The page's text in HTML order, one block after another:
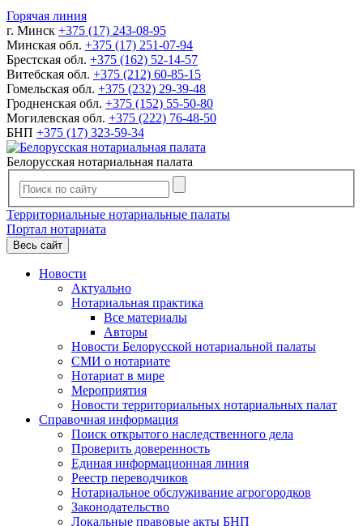
Горячая линия
г. Минск +375 (17) 243-08-95
Минская обл. +375 (17) 251-07-94
Брестская обл. +375 (162) 52-14-57
Витебская обл. +375 (212) 60-85-15
Гомельская обл. +375 (232) 29-39-48
Гродненская обл. +375 (152) 55-50-80
Могилевская обл. +375 (222) 76-48-50
БНП +375 (17) 323-59-34
Белорусская нотариальная палата
Территориальные нотариальные палаты
Портал нотариата
Весь сайт
Новости
Актуально
Нотариальная практика
Все материалы
Авторы
Новости Белорусской нотариальной палаты
СМИ о нотариате
Нотариат в мире
Мероприятия
Новости территориальных нотариальных палат
Справочная информация
Поиск открытого наследственного дела
Проверить доверенность
Единая информационная линия
Реестр переводчиков
Нотариальное обслуживание агрогородков
Законодательство
Локальные правовые акты БНП